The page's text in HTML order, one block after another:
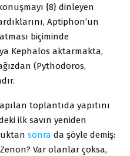
{8} dinleyen
Aptiphon’un
biçiminde
Kephalos aktarmakta,
(Pythodoros,
toplantıda yapıtını
ilk savın yeniden
sonra da şöyle demiş:
Var olanlar çoksa,